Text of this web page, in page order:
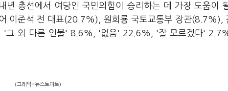
총선에서 여당인 국민의힘이 승리하는 데 가장 도움이
이준석 전 대표(20.7%), 원희룡 국토교통부 장관(8.7%),
'그 외 다른 인물' 8.6%, '없음' 22.6%, '잘 모르겠다'
(그래픽=뉴스토마토)